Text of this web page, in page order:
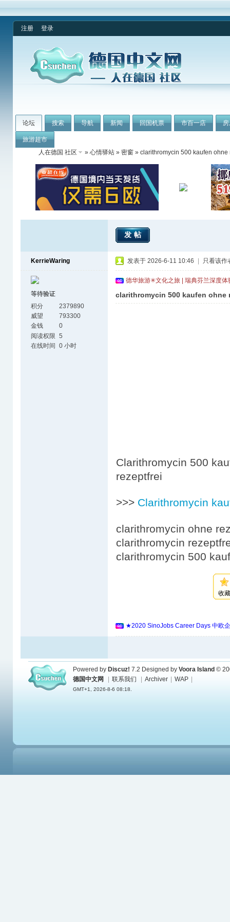
注册 登录
论坛 搜索 导航 新闻 回国机票 市百一店
旅游超市
人在德国 社区
» 心情驿站 » 密窗 » clarithromycin 500 kaufen
发帖
KerrieWaring
等待验证
积分
2379890
威望
793300
金钱
0
阅读权限 5
在线时间 0 小时
发表于 2026-6-11 10:46 只看该作
德华旅游✳文化之旅 | 瑞典芬兰深度
clarithromycin 500 kaufen
Clarithromycin 500
rezeptfrei
>>> Clarithromycin
clarithromycin ohne
clarithromycin
clarithromycin 500
收
★2020 SinoJobs Career Days 中欧
Powered by Discuz! 7.2 Designed by Voora Island ©
德国中文网
联系我们 Archiver WAP
GMT+1, 2026-8-6 08:18.